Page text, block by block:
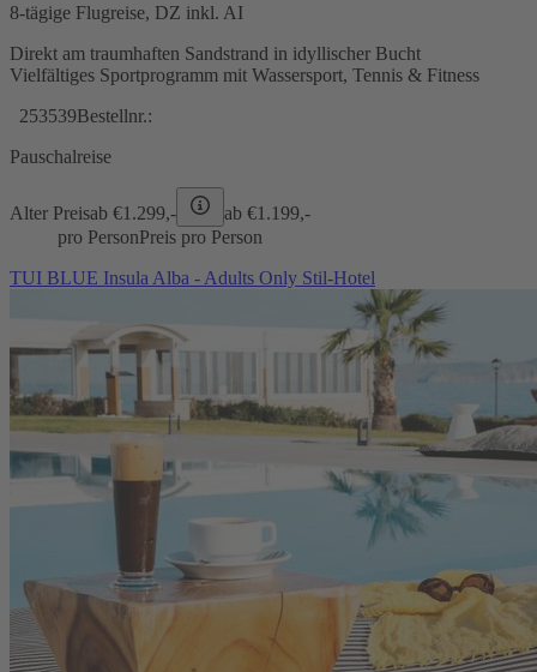
8-tägige Flugreise, DZ inkl. AI
Direkt am traumhaften Sandstrand in idyllischer Bucht
Vielfältiges Sportprogramm mit Wassersport, Tennis & Fitness
253539Bestellnr.:
Pauschalreise
Alter Preisab €1.299,- ab €1.199,-
pro PersonPreis pro Person
TUI BLUE Insula Alba - Adults Only Stil-Hotel